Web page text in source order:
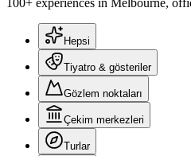
100+ experiences in Melbourne,
Hepsi
Tiyatro & gösteriler
Gözlem noktaları
Çekim merkezleri
Turlar